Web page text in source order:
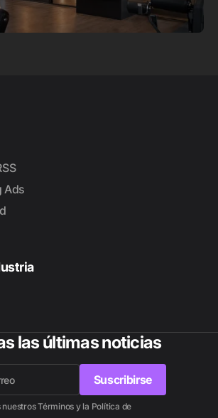
Ads
las últimas noticias
Suscribirse
Suscribirse
Términos y la Política de